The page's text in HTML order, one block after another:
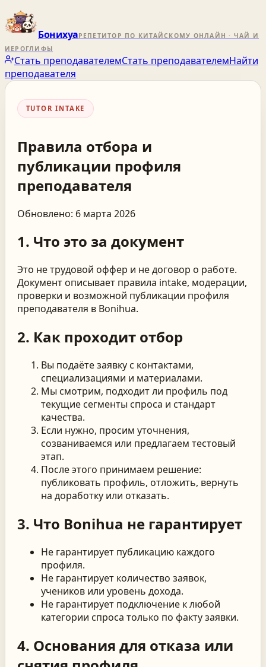
БонихуаРЕПЕТИТОР ПО КИТАЙСКОМУ ОНЛАЙН · ЧАЙ И
ИЕРОГЛИФЫ
Стать преподавателемСтать преподавателемНайти
преподавателя
TUTOR INTAKE
Правила отбора и
публикации профиля
преподавателя
Обновлено: 6 марта 2026
1. Что это за документ
Это не трудовой оффер и не договор о работе.
Документ описывает правила intake, модерации,
проверки и возможной публикации профиля
преподавателя в Bonihua.
2. Как проходит отбор
Вы подаёте заявку с контактами,
специализациями и материалами.
Мы смотрим, подходит ли профиль под
текущие сегменты спроса и стандарт
качества.
Если нужно, просим уточнения,
созваниваемся или предлагаем тестовый
этап.
После этого принимаем решение:
публиковать профиль, отложить, вернуть
на доработку или отказать.
3. Что Bonihua не гарантирует
Не гарантирует публикацию каждого
профиля.
Не гарантирует количество заявок,
учеников или уровень дохода.
Не гарантирует подключение к любой
категории спроса только по факту заявки.
4. Основания для отказа или